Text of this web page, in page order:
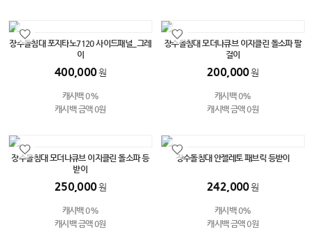
장수돌침대 포지타노7120 사이드패널_그레
이
400,000원
캐시백 0%
캐시백 금액 0원
장수돌침대 모더나큐브 이지클린 돌소파 팔
걸이
200,000원
캐시백 0%
캐시백 금액 0원
장수돌침대 모더나큐브 이지클린 돌소파 등
받이
250,000원
캐시백 0%
캐시백 금액 0원
장수돌침대 안젤레토 패브릭 등받이
242,000원
캐시백 0%
캐시백 금액 0원